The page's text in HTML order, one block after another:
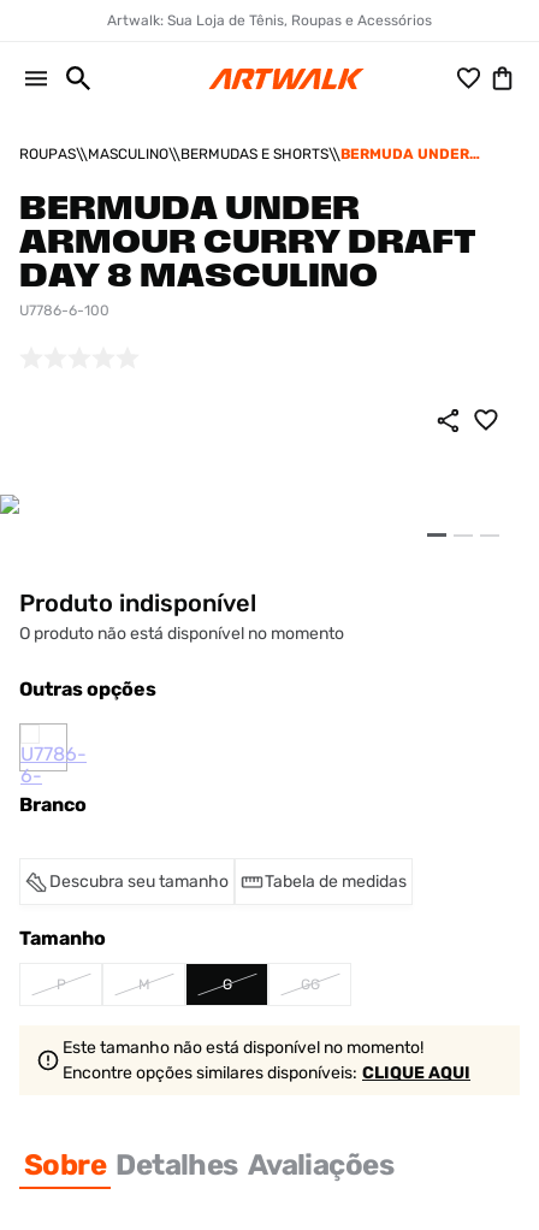
Artwalk: Sua Loja de Tênis, Roupas e Acessórios
ROUPAS MASCULINO BERMUDAS E SHORTS
BERMUDA UNDER
DAY 8 MASCULINO
BERMUDA UNDER
ARMOUR CURRY DRAFT
DAY 8 MASCULINO
U7786-6-100
Produto indisponível
O produto não está disponível no momento
Outras opções
Branco
Descubra seu tamanho Tabela de medidas
Tamanho
P M G GG
Este tamanho não está disponível no momento!
Encontre opções similaresdisponíveis: CLIQUE AQUI
Sobre Detalhes Avaliações